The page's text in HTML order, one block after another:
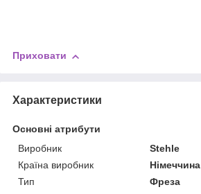
Приховати
Характеристики
Основні атрибути
Виробник
Stehle
Країна виробник
Німеччина
Тип
Фреза